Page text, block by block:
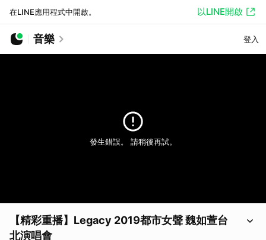
在LINE應用程式中開啟。 以LINE開啟
音樂 登入
發生錯誤。 請稍後再試。
【精彩重播】Legacy 2019都市女聲 魏如萱台
北演唱會